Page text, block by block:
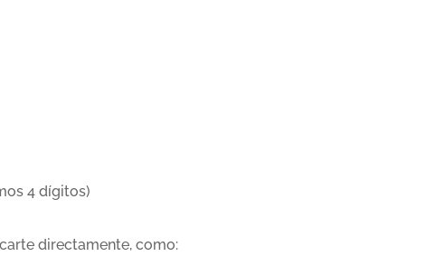
4 dígitos)
directamente, como: